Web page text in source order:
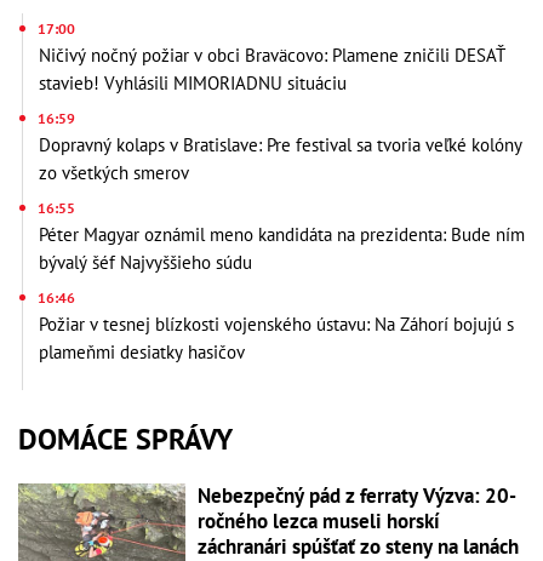
17:00
Ničivý nočný požiar v obci Braväcovo: Plamene zničili DESAŤ
stavieb! Vyhlásili MIMORIADNU situáciu
16:59
Dopravný kolaps v Bratislave: Pre festival sa tvoria veľké kolóny
zo všetkých smerov
16:55
Péter Magyar oznámil meno kandidáta na prezidenta: Bude ním
bývalý šéf Najvyššieho súdu
16:46
Požiar v tesnej blízkosti vojenského ústavu: Na Záhorí bojujú s
plameňmi desiatky hasičov
DOMÁCE SPRÁVY
Nebezpečný pád z ferraty Výzva: 20-
ročného lezca museli horskí
záchranári spúšťať zo steny na lanách